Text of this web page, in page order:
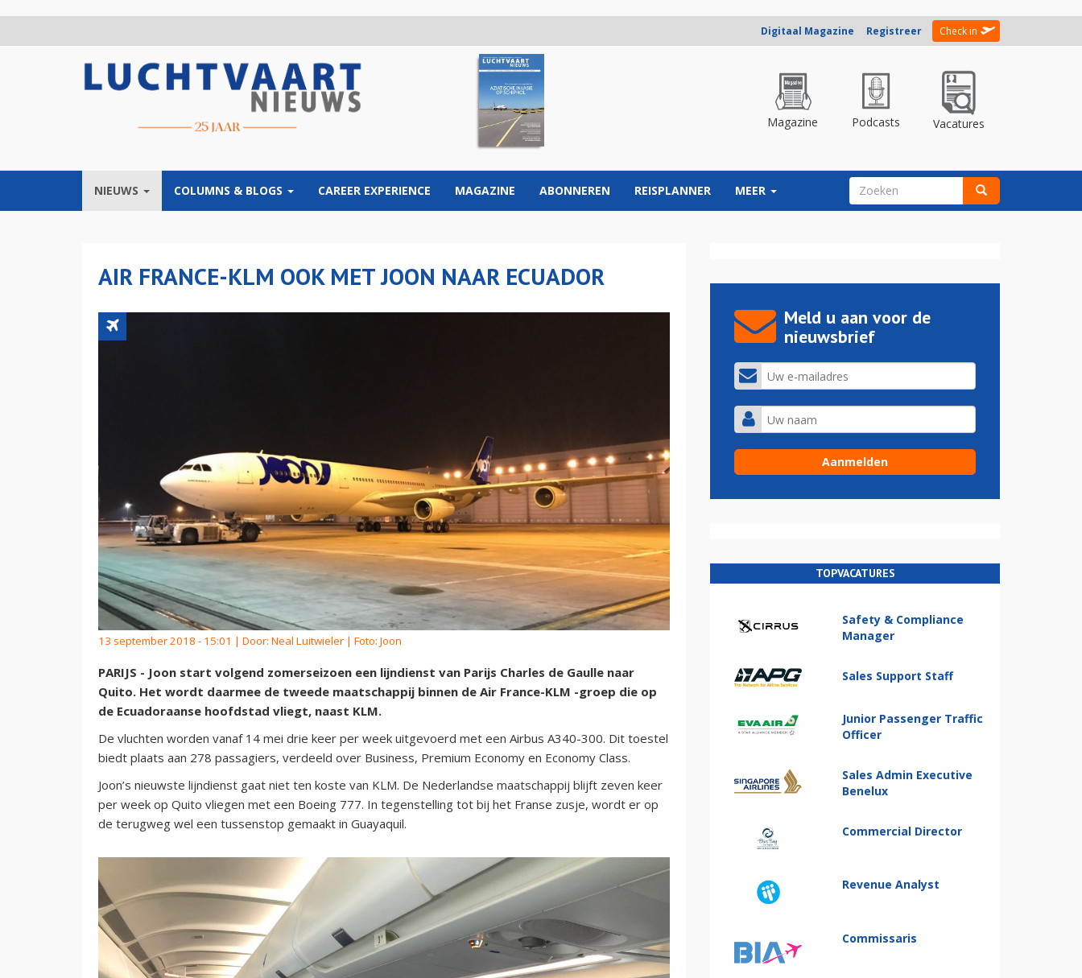
Digitaal Magazine Registreer Check in
Magazine Podcasts Vacatures
NIEUWS COLUMNS & BLOGS CAREER EXPERIENCE MAGAZINE ABONNEREN REISPLANNER MEER ZOEKVELD
AIR FRANCE-KLM OOK MET JOON NAAR ECUADOR
13 september 2018 - 15:01 | Door: Neal Luitwieler | Foto: Joon
PARIJS - Joon start volgend zomerseizoen een lijndienst van Parijs Charles de Gaulle naar
Quito. Het wordt daarmee de tweede maatschappij binnen de Air France-KLM -groep die op
de Ecuadoraanse hoofdstad vliegt, naast KLM.
De vluchten worden vanaf 14 mei drie keer per week uitgevoerd met een Airbus A340-300. Dit toestel
biedt plaats aan 278 passagiers, verdeeld over Business, Premium Economy en Economy Class.
Joon’s nieuwste lijndienst gaat niet ten koste van KLM. De Nederlandse maatschappij blijft zeven keer
per week op Quito vliegen met een Boeing 777. In tegenstelling tot bij het Franse zusje, wordt er op
de terugweg wel een tussenstop gemaakt in Guayaquil.
Meld u aan voor de
nieuwsbrief
TOPVACATURES
Safety & Compliance
Manager
Sales Support Staff
Junior Passenger Traffic
Officer
Sales Admin Executive
Benelux
Commercial Director
Revenue Analyst
Commissaris